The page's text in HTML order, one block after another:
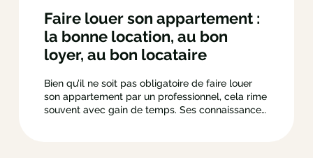
Faire louer son appartement :
la bonne location, au bon
loyer, au bon locataire
Bien qu’il ne soit pas obligatoire de faire louer
son appartement par un professionnel, cela rime
souvent avec gain de temps. Ses connaissances